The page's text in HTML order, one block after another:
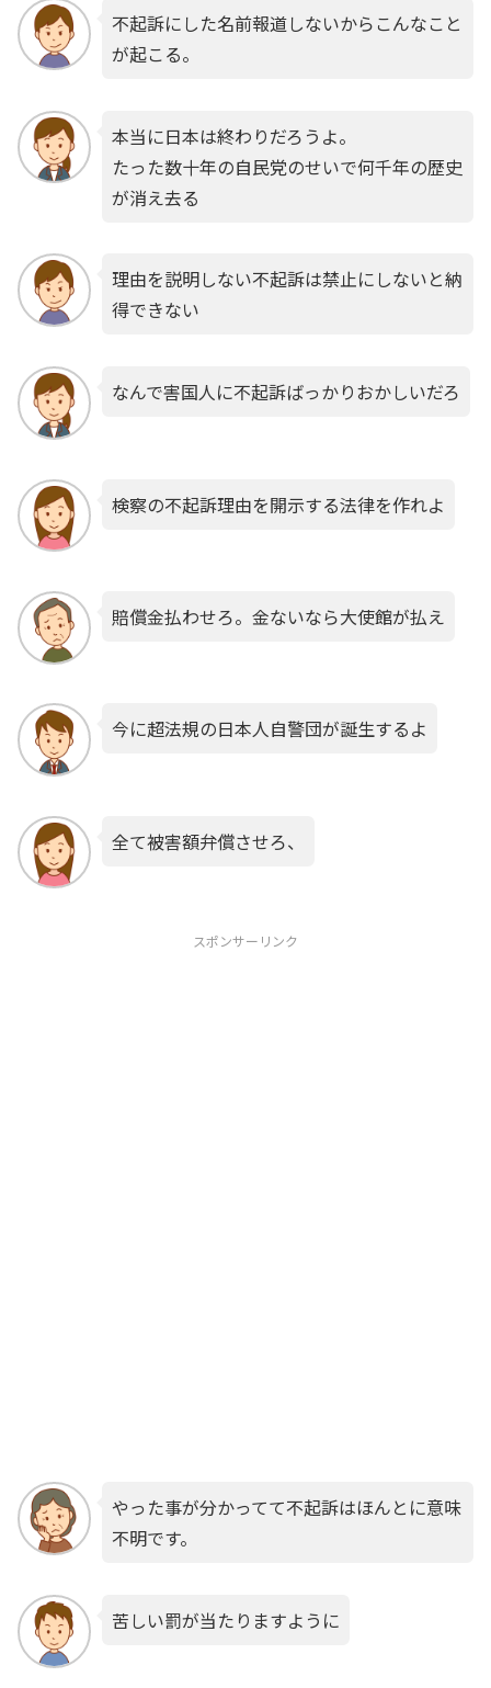
不起訴にした名前報道しないからこんなこと
が起こる。
本当に日本は終わりだろうよ。
たった数十年の自民党のせいで何千年の歴史
が消え去る
理由を説明しない不起訴は禁止にしないと納
得できない
なんで害国人に不起訴ばっかりおかしいだろ
検察の不起訴理由を開示する法律を作れよ
賠償金払わせろ。金ないなら大使館が払え
今に超法規の日本人自警団が誕生するよ
全て被害額弁償させろ、
スポンサーリンク
やった事が分かってて不起訴はほんとに意味
不明です。
苦しい罰が当たりますように